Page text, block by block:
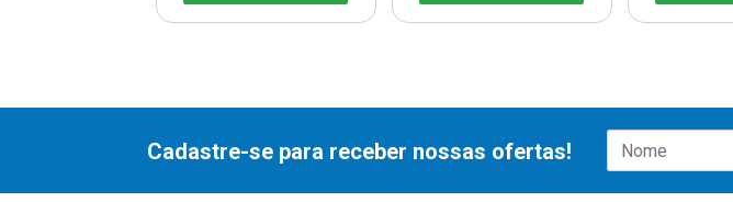
Cadastre-se para receber nossas ofertas!